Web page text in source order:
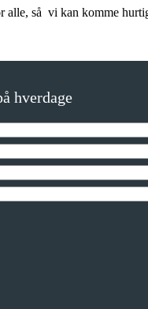
alle, så vi kan komme
hverdage